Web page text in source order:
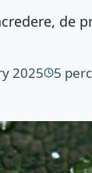
de
2025 5